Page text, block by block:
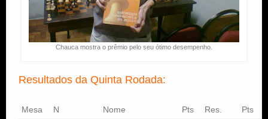
Chauca mostra o prêmio pelo seu ótimo desempenho.
Resultados da Quinta Rodada:
Mesa N Nome Pts Res. Pts